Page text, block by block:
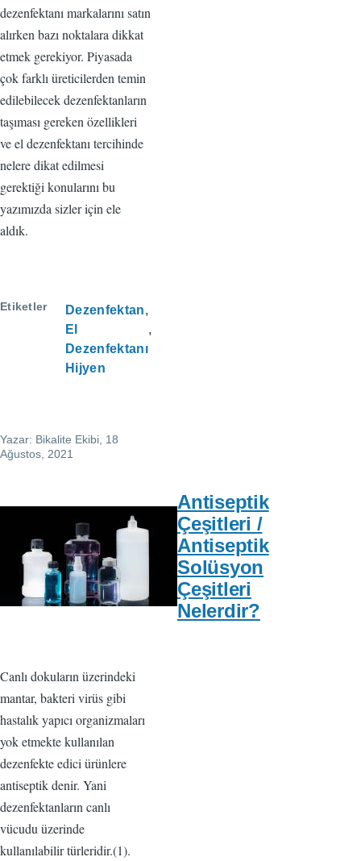
dezenfektanı markalarını satın
alırken bazı noktalara dikkat
etmek gerekiyor. Piyasada
çok farklı üreticilerden temin
edilebilecek dezenfektanların
taşıması gereken özellikleri
ve el dezenfektanı tercihinde
nelere dikat edilmesi
gerektiği konularını bu
yazımızda sizler için ele
aldık.
Etiketler
Dezenfektan
El
Dezenfektanı
Hijyen
Yazar: Bikalite Ekibi , 18
Ağustos, 2021
Antiseptik
Çeşitleri /
Antiseptik
Solüsyon
Çeşitleri
Nelerdir?
Canlı dokuların üzerindeki
mantar, bakteri virüs gibi
hastalık yapıcı organizmaları
yok etmekte kullanılan
dezenfekte edici ürünlere
antiseptik denir. Yani
dezenfektanların canlı
vücudu üzerinde
kullanılabilir türleridir.(1).